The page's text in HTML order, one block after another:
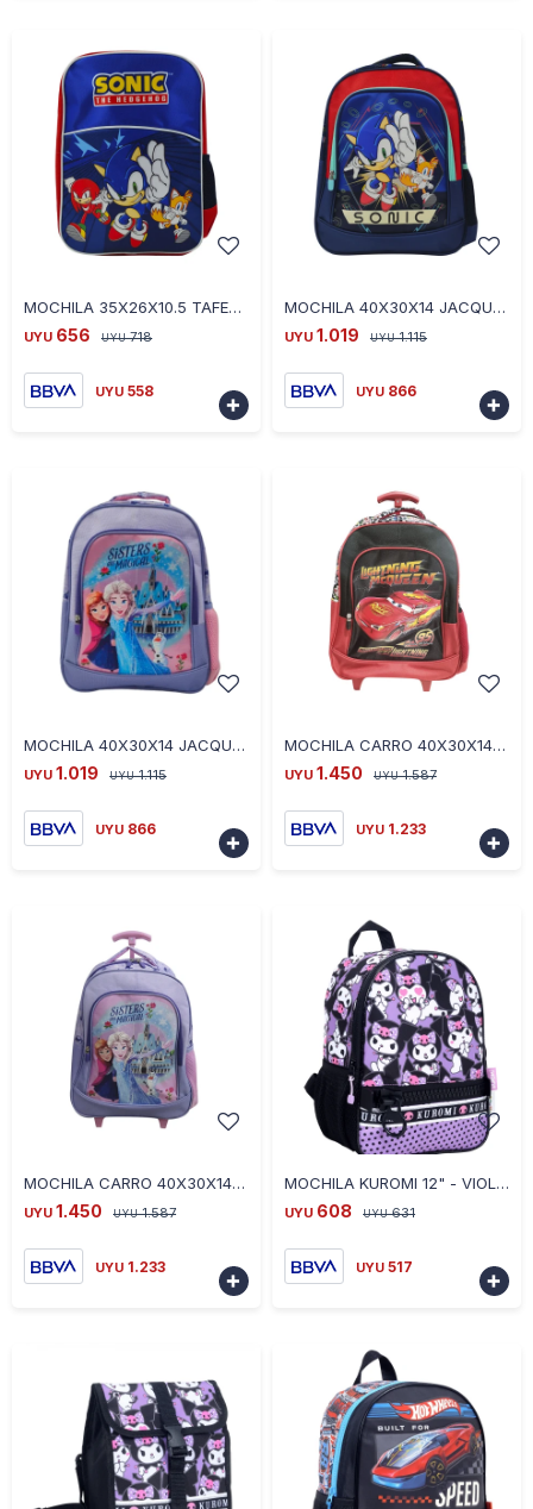
MOCHILA 35X26X10.5 TAFETA SONIC AZUL
UYU 656 UYU 718
UYU 558

MOCHILA 40X30X14 JACQUARD SONIC AZUL
UYU 1.019 UYU 1.115
UYU 866

MOCHILA 40X30X14 JACQUARD FROZEN LILA
UYU 1.019 UYU 1.115
UYU 866

MOCHILA CARRO 40X30X14 JACQUARD CARS NEGRO
UYU 1.450 UYU 1.587
UYU 1.233

MOCHILA CARRO 40X30X14 JACQUARD FROZEN LILA
UYU 1.450 UYU 1.587
UYU 1.233

MOCHILA KUROMI 12" - VIOLETA
UYU 608 UYU 631
UYU 517
-
